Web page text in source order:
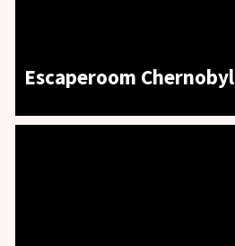
Escaperoom Chernobyl